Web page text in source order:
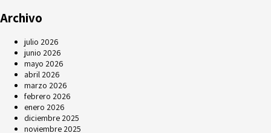
Archivo
julio 2026
junio 2026
mayo 2026
abril 2026
marzo 2026
febrero 2026
enero 2026
diciembre 2025
noviembre 2025